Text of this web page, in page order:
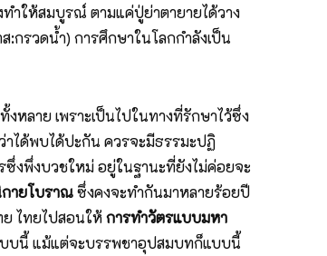
ำให้สมบูรณ์ ตามแค่ปู่ย่าตายายได้วาง
:กรวดน้ำ) การศึกษาในโลกกำลังเป็น
ลาย เพราะเป็นไปในทางที่รักษาไว้ซึ่ง
ได้พบได้ปะกัน ควรจะมีธรรมะปฏิ
งพึ่งบวชใหม่ อยู่ในฐานะที่ยังไม่ค่อยจะ
กายโบราณซึ่งคงจะทำกันมาหลายร้อยปี
ไทยไปสอนให้การทำวัตรแบบมหา
บบนี้ แม้แต่จะบรรพชาอุปสมบทก็แบบนี้